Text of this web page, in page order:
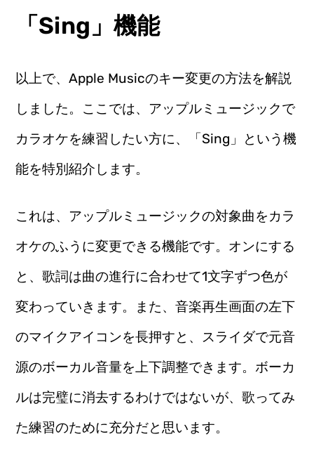
「Sing」機能
以上で、Apple Musicのキー変更の方法を解説
しました。ここでは、アップルミュージックで
カラオケを練習したい方に、「Sing」という機
能を特別紹介します。
これは、アップルミュージックの対象曲をカラ
オケのふうに変更できる機能です。オンにする
と、歌詞は曲の進行に合わせて1文字ずつ色が
変わっていきます。また、音楽再生画面の左下
のマイクアイコンを長押すと、スライダで元音
源のボーカル音量を上下調整できます。ボーカ
ルは完璧に消去するわけではないが、歌ってみ
た練習のために充分だと思います。